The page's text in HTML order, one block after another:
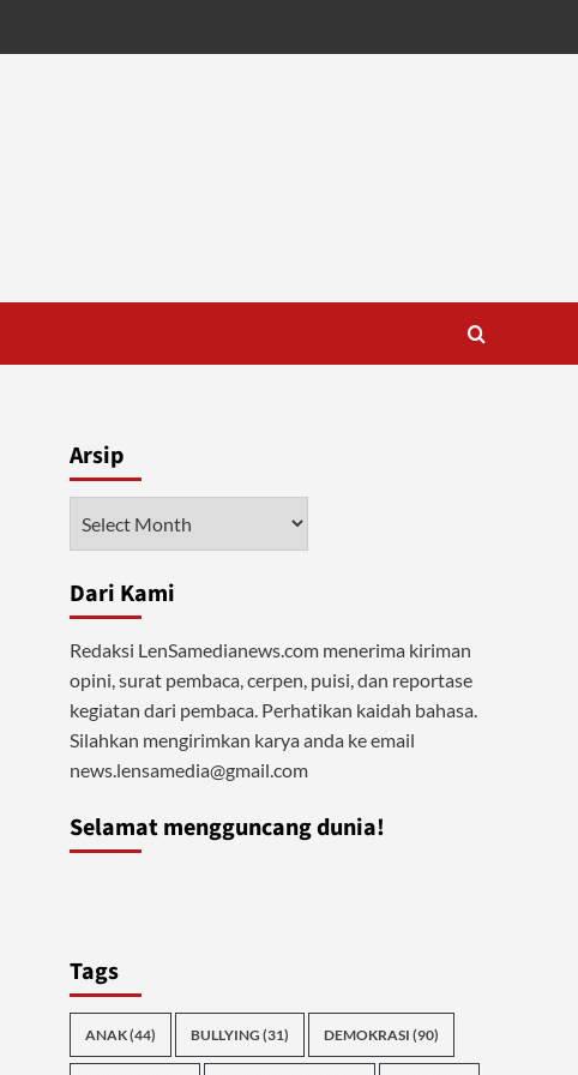
Arsip
Dari Kami
Redaksi LenSamedianews.com menerima kiriman
opini, surat pembaca, cerpen, puisi, dan reportase
kegiatan dari pembaca. Perhatikan kaidah bahasa.
Silahkan mengirimkan karya anda ke email
news.lensamedia@gmail.com
Selamat mengguncang dunia!
Tags
ANAK(44) BULLYING (31) DEMOKRASI (90)